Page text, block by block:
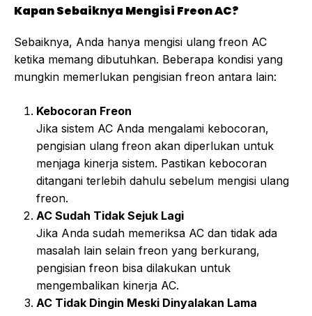
Kapan Sebaiknya Mengisi Freon AC?
Sebaiknya, Anda hanya mengisi ulang freon AC
ketika memang dibutuhkan. Beberapa kondisi yang
mungkin memerlukan pengisian freon antara lain:
Kebocoran Freon
Jika sistem AC Anda mengalami kebocoran,
pengisian ulang freon akan diperlukan untuk
menjaga kinerja sistem. Pastikan kebocoran
ditangani terlebih dahulu sebelum mengisi ulang
freon.
AC Sudah Tidak Sejuk Lagi
Jika Anda sudah memeriksa AC dan tidak ada
masalah lain selain freon yang berkurang,
pengisian freon bisa dilakukan untuk
mengembalikan kinerja AC.
AC Tidak Dingin Meski Dinyalakan Lama